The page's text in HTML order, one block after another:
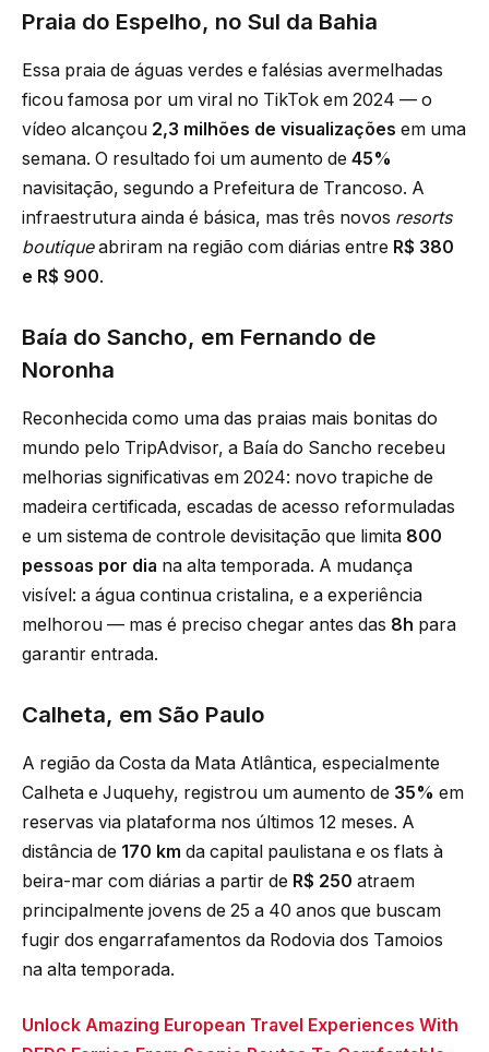
Praia do Espelho, no Sul da Bahia
Essa praia de águas verdes e falésias avermelhadas
ficou famosa por um viral no TikTok em 2024 — o
vídeo alcançou 2,3 milhões de visualizações em uma
semana. O resultado foi um aumento de 45%
navisitação, segundo a Prefeitura de Trancoso. A
infraestrutura ainda é básica, mas três novos resorts
boutiqueabriram na região com diárias entre R$ 380
e R$ 900.
Baía do Sancho, em Fernando de
Noronha
Reconhecida como uma das praias mais bonitas do
mundo pelo TripAdvisor, a Baía do Sancho recebeu
melhorias significativas em 2024: novo trapiche de
madeira certificada, escadas de acesso reformuladas
e um sistema de controle devisitação que limita 800
pessoas por dia na alta temporada. A mudança
visível: a água continua cristalina, e a experiência
melhorou — mas é preciso chegar antes das 8h para
garantir entrada.
Calheta, em São Paulo
A região da Costa da Mata Atlântica, especialmente
Calheta e Juquehy, registrou um aumento de 35% em
reservas via plataforma nos últimos 12 meses. A
distância de 170 km da capital paulistana e os flats à
beira-mar com diárias a partir de R$ 250 atraem
principalmente jovens de 25 a 40 anos que buscam
fugir dos engarrafamentos da Rodovia dos Tamoios
na alta temporada.
Unlock Amazing European Travel Experiences With